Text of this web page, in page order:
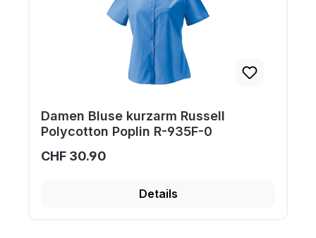
Damen Bluse kurzarm Russell
Polycotton Poplin R-935F-0
CHF 30.90
Details